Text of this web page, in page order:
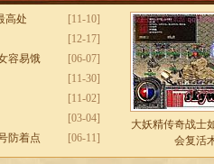
[11-10]
高处
[12-17]
[06-07]
容易饿
[11-30]
[11-02]
[03-04]
[06-11]
防着点
大妖精传奇战士
会复活